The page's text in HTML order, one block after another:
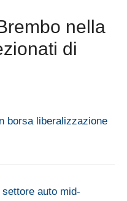
nella
di
borsa liberalizzazione
auto mid-